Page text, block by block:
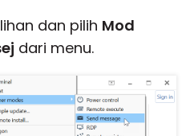
dan pilih Mod
dari menu.